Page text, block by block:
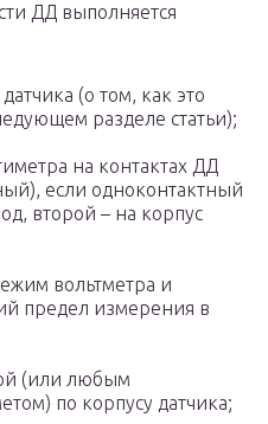
ДД выполняется
(о том, как это
разделе статьи);
на контактах ДД
если одноконтактный
второй – на корпус
вольтметра и
предел измерения в
(или любым
по корпусу датчика;